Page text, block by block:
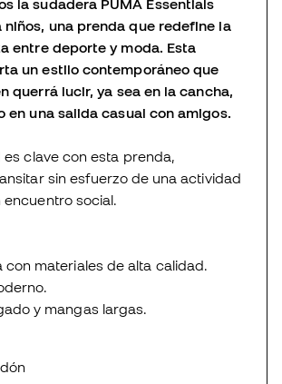
niños, una prenda que redefine la
entre deporte y moda. Esta
un estilo contemporáneo que
querrá lucir, ya sea en la cancha,
en una salida casual con amigos.
clave con esta prenda,
sin esfuerzo de una actividad
social.
con materiales de alta calidad.
y mangas largas.